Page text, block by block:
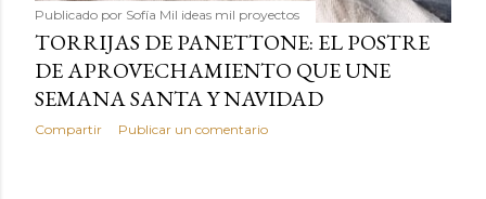
Publicado por Sofía Mil ideas mil proyectos
TORRIJAS DE PANETTONE: EL POSTRE
DE APROVECHAMIENTO QUE UNE
SEMANA SANTA Y NAVIDAD
Compartir Publicar un comentario